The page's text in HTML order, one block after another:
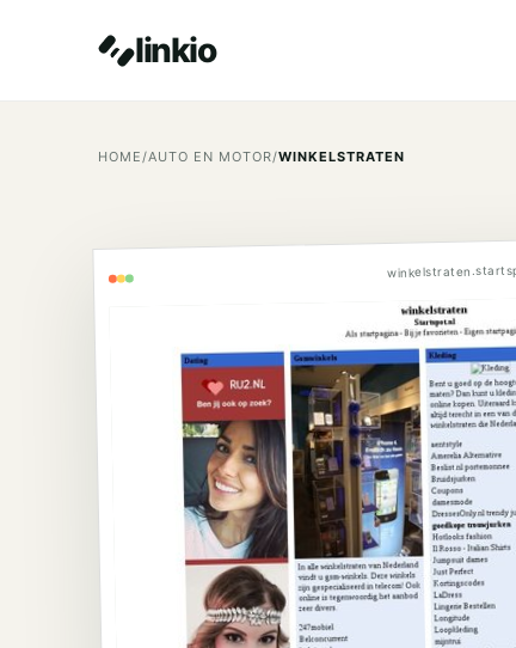
linkio
HOME/AUTO EN MOTOR/WINKELSTRATEN